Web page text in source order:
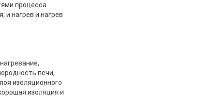
процесса
и нагрев и нагрев
печи;
изоляционного
изоляция и